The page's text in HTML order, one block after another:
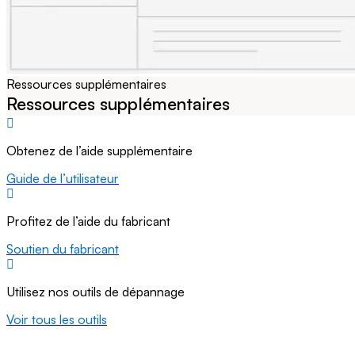
Ressources supplémentaires
Ressources supplémentaires
Obtenez de l’aide supplémentaire
Guide de l’utilisateur
Profitez de l’aide du fabricant
Soutien du fabricant
Utilisez nos outils de dépannage
Voir tous les outils